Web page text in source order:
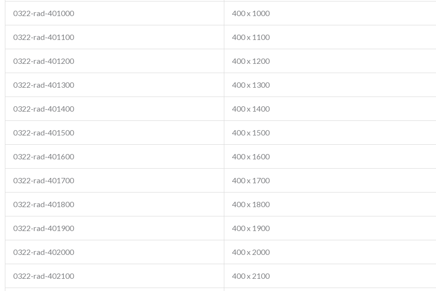
0322-rad-401000 400 x 1000
0322-rad-401100 400 x 1100
0322-rad-401200 400 x 1200
0322-rad-401300 400 x 1300
0322-rad-401400 400 x 1400
0322-rad-401500 400 x 1500
0322-rad-401600 400 x 1600
0322-rad-401700 400 x 1700
0322-rad-401800 400 x 1800
0322-rad-401900 400 x 1900
0322-rad-402000 400 x 2000
0322-rad-402100 400 x 2100